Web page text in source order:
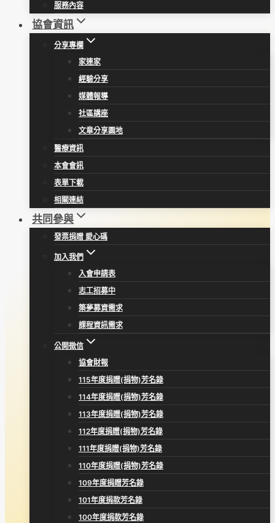
服務內容
協會資訊
分享專欄
家連家
經驗分享
媒體報導
社區講座
文章分享園地
醫療資訊
本會會訊
表單下載
相關連結
共同參與
發票捐贈 愛心碼
加入我們
入會申請表
志工招募中
築夢募資需求
課程資訊需求
公開徵信
協會財報
115年度捐贈(捐物)芳名錄
114年度捐贈(捐物)芳名錄
113年度捐贈(捐物)芳名錄
112年度捐贈(捐物)芳名錄
111年度捐贈(捐物)芳名錄
110年度捐贈(捐物)芳名錄
109年度捐贈芳名錄
101年度捐款芳名錄
100年度捐款芳名錄